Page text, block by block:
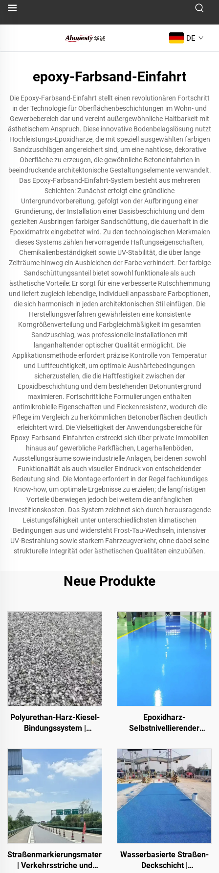
DE
epoxy-Farbsand-Einfahrt
Die Epoxy-Farbsand-Einfahrt stellt einen revolutionären Fortschritt
in der Technologie für Oberflächenbeschichtungen im Wohn- und
Gewerbebereich dar und vereint außergewöhnliche Haltbarkeit mit
ästhetischem Anspruch. Diese innovative Bodenbelagslösung nutzt
Hochleistungs-Epoxidharze, die mit speziell ausgewählten farbigen
Sandzuschlägen angereichert sind, um eine nahtlose, dekorative
Oberfläche zu erzeugen, die gewöhnliche Betoneinfahrten in
beeindruckende architektonische Gestaltungselemente verwandelt.
Das Epoxy-Farbsand-Einfahrt-System besteht aus mehreren
Schichten: Zunächst erfolgt eine gründliche
Untergrundvorbereitung, gefolgt von der Aufbringung einer
Grundierung, der Installation einer Basisbeschichtung und dem
gezielten Ausbringen farbiger Sandschüttung, die dauerhaft in die
Epoxidmatrix eingebettet wird. Zu den technologischen Merkmalen
dieses Systems zählen hervorragende Haftungseigenschaften,
Chemikalienbeständigkeit sowie UV-Stabilität, die über lange
Zeiträume hinweg ein Ausbleichen der Farbe verhindert. Der farbige
Sandschüttungsanteil bietet sowohl funktionale als auch
ästhetische Vorteile: Er sorgt für eine verbesserte Rutschhemmung
und liefert zugleich lebendige, individuell anpassbare Farboptionen,
die sich harmonisch in jeden architektonischen Stil einfügen. Die
Herstellungsverfahren gewährleisten eine konsistente
Korngrößenverteilung und Farbgleichmäßigkeit im gesamten
Sandzuschlag, was professionelle Installationen mit
langanhaltender optischer Qualität ermöglicht. Die
Applikationsmethode erfordert präzise Kontrolle von Temperatur
und Luftfeuchtigkeit, um optimale Aushärtebedingungen
sicherzustellen, die die Haftfestigkeit zwischen der
Epoxidbeschichtung und dem bestehenden Betonuntergrund
maximieren. Fortschrittliche Formulierungen enthalten
antimikrobielle Eigenschaften und Fleckenresistenz, wodurch die
Pflege im Vergleich zu herkömmlichen Betonoberflächen deutlich
erleichtert wird. Die Vielseitigkeit der Anwendungsbereiche für
Epoxy-Farbsand-Einfahrten erstreckt sich über private Immobilien
hinaus auf gewerbliche Parkflächen, Lagerhallenböden,
Ausstellungsräume sowie industrielle Anlagen, bei denen sowohl
Funktionalität als auch visueller Eindruck von entscheidender
Bedeutung sind. Die Montage erfordert in der Regel fachkundiges
Know-how, um optimale Ergebnisse zu erzielen; die langfristigen
Vorteile überwiegen jedoch bei weitem die anfänglichen
Investitionskosten. Das System zeichnet sich durch herausragende
Leistungsfähigkeit unter unterschiedlichsten klimatischen
Bedingungen aus und widersteht Frost-Tau-Wechseln, intensiver
UV-Bestrahlung sowie starkem Fahrzeugverkehr, ohne dabei seine
strukturelle Integrität oder ästhetischen Qualitäten einzubüßen.
Neue Produkte
Polyurethan-Harz-Kiesel-
Bindungssystem |
Polyurethan für
Landschaftsgestaltung
und Dekoration
Epoxidharz-
Selbstnivellierender
gewerbliche, industrielle
und hochwertige
Wohnprojekte
Straßenmarkierungsmaterialien
| Verkehrsstriche und
Wasserbasierte Straßen-
Deckschicht |